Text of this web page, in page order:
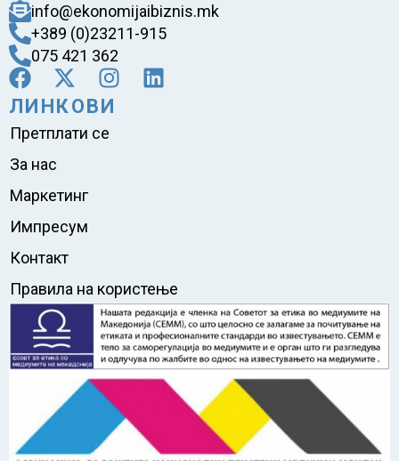
info@ekonomijaibiznis.mk
+389 (0)23211-915
075 421 362
ЛИНКОВИ
Претплати се
За нас
Маркетинг
Импресум
Контакт
Правила на користење